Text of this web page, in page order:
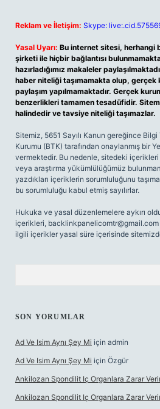
Reklam ve İletişim: Skype:
Yasal Uyarı: Bu internet sitesi, herhangi
şirketi ile hiçbir bağlantısı
hazırladığımız makaleler
haber niteliği taşımamakta olup, gerçek
paylaşım yapılmamaktadır. Gerçek
benzerlikleri tamamen tesadüfidir.
halindedir ve tavsiye niteliği taşımazlar.
Sitemiz, 5651 Sayılı Kanun gereğince
Kurumu (BTK) tarafından onaylanmış bir
vermektedir. Bu nedenle, sitedeki
veya araştırma yükümlülüğümüz
yazdıkları içeriklerin sorumluluğunu
bu sorumluluğu kabul etmiş sayılırlar.
Hukuka ve yasal düzenlemelere aykırı
içerikleri, backlinkpanelicomtr@gmail.com
ilgili içerikler yasal süre içerisinde
SON YORUMLAR
Ad Ve Isim Aynı Şey Mi için admin
Ad Ve Isim Aynı Şey Mi için Özgür
Ankilozan Spondilit Iç Organlara Zarar
Ankilozan Spondilit Iç Organlara Zarar